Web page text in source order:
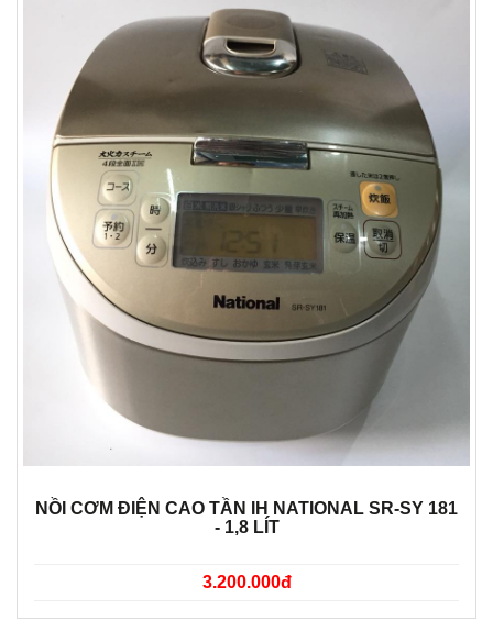
NỒI CƠM ĐIỆN CAO TẦN IH NATIONAL SR-SY 181
- 1,8 LÍT
3.200.000đ